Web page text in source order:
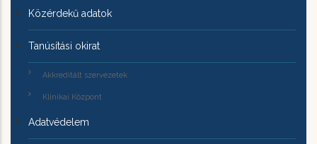
Közérdekű adatok
Tanúsítási okirat
Akkreditált szervezetek
Klinikai Központ
Adatvédelem